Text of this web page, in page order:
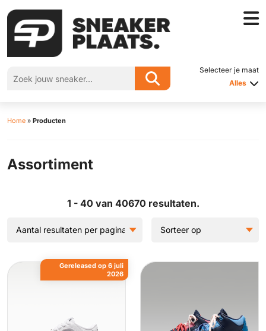
Selecteer je maat
Alles
Home » Producten
Assortiment
1 - 40 van 40670 resultaten.
Gereleased op 6 juli
2026